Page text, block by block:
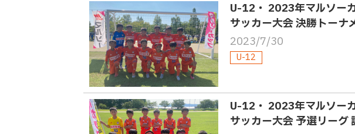
U-12・ 2023年マルソー
サッカー大会 決勝トーナ
2023/7/30
U-12
U-12・ 2023年マルソー
サッカー大会 予選リーグ